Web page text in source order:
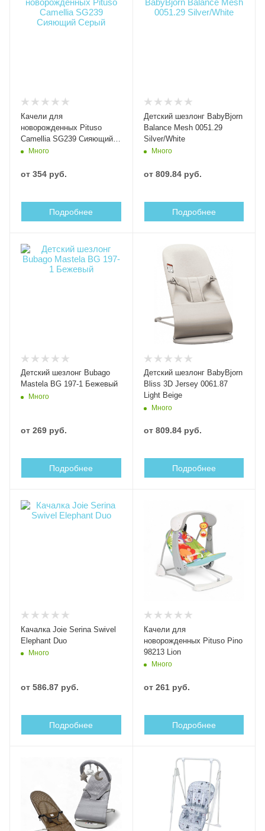
Качели для
новорожденных Pituso
Camellia SG239 Сияющий
Серый
Много
от 354 руб.
Подробнее
Детский шезлонг BabyBjorn
Balance Mesh 0051.29
Silver/White
Много
от 809.84 руб.
Подробнее
Детский шезлонг Bubago
Mastela BG 197-1 Бежевый
Много
от 269 руб.
Подробнее
Детский шезлонг BabyBjorn
Bliss 3D Jersey 0061.87
Light Beige
Много
от 809.84 руб.
Подробнее
Качалка Joie Serina Swivel
Elephant Duo
Много
от 586.87 руб.
Подробнее
Качели для
новорожденных Pituso Pino
98213 Lion
Много
от 261 руб.
Подробнее